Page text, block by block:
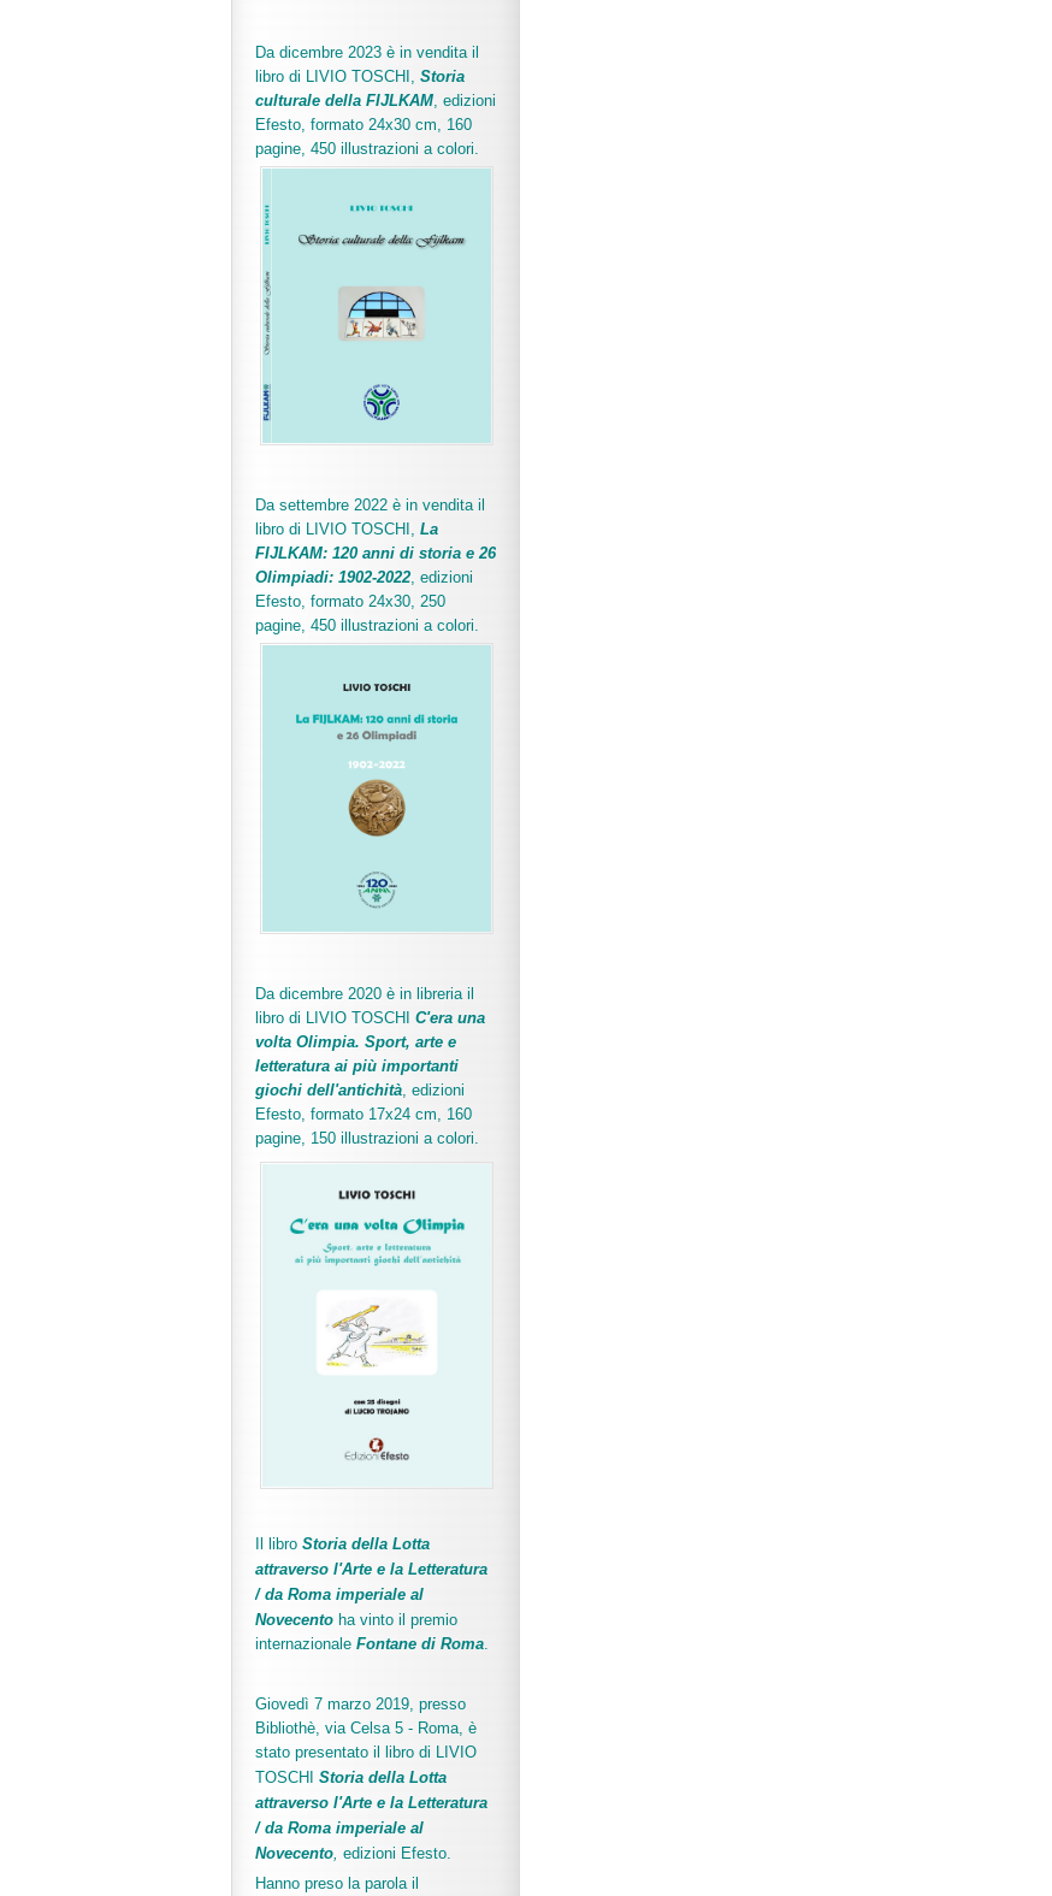
Da dicembre 2023 è in vendita il
libro di LIVIO TOSCHI, Storia
culturale della FIJLKAM, edizioni
Efesto, formato 24x30 cm, 160
pagine, 450 illustrazioni a colori.
Da settembre 2022 è in vendita il
libro di LIVIO TOSCHI, La
FIJLKAM: 120 anni di storia e 26
Olimpiadi: 1902-2022, edizioni
Efesto, formato 24x30, 250
pagine, 450 illustrazioni a colori.
Da dicembre 2020 è in libreria il
libro di LIVIO TOSCHI C'era una
volta Olimpia. Sport, arte e
letteratura ai più importanti
giochi dell'antichità, edizioni
Efesto, formato 17x24 cm, 160
pagine, 150 illustrazioni a colori.
Il libro Storia della Lotta
attraverso l'Arte e la Letteratura
/ da Roma imperiale al
Novecento ha vinto il premio
internazionale Fontane di Roma.
Giovedì 7 marzo 2019, presso
Bibliothè, via Celsa 5 - Roma, è
stato presentato il libro di LIVIO
TOSCHI Storia della Lotta
attraverso l'Arte e la Letteratura
/ da Roma imperiale al
Novecento, edizioni Efesto.
Hanno preso la parola il